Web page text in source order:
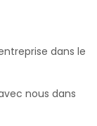
dans le
nous dans